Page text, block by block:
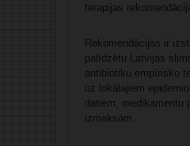
terapijas
Rekomendācijas ir
palīdzētu Latvijas
antibiotiku empīrisko
uz lokālajiem
datiem, medikamentu
izmaksām.